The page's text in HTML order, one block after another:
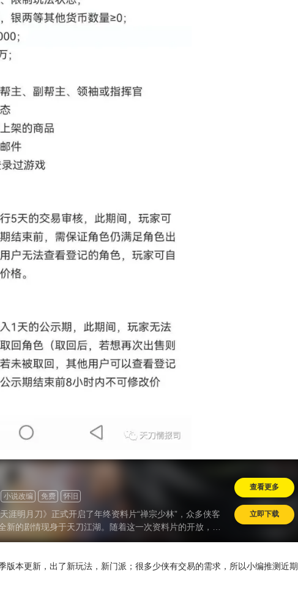
小说改编 免费 怀旧
涯明月刀》正式开启了年终资料片“禅宗少林”，众多侠客
新的剧情现身于天刀江湖。随着这一次资料片的开放，大
仿佛玩了一个“假游戏”，从剧情、话本再到游戏内熟悉的
查看更多
立即下载
本更新，出了新玩法，新门派；很多少侠有交易的需求，所以小编推测近期